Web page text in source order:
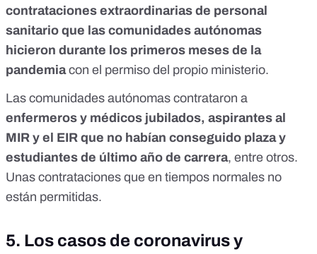
contrataciones extraordinarias de personal
sanitario que las comunidades autónomas
hicieron durante los primeros meses de la
pandemiacon el permiso del propio ministerio.
Las comunidades autónomas contrataron a
enfermeros y médicos jubilados, aspirantes al
MIR y el EIR que no habían conseguido plaza y
estudiantes de último año de carrera, entre otros.
Unas contrataciones que en tiempos normales no
están permitidas.
5. Los casos de coronavirus y